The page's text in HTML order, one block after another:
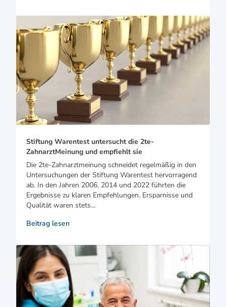
Stiftung Warentest untersucht die 2te-
ZahnarztMeinung und empfiehlt sie
Die 2te-Zahnarztmeinung schneidet regelmäßig in den
Untersuchungen der Stiftung Warentest hervorragend
ab. In den Jahren 2006, 2014 und 2022 führten die
Ergebnisse zu klaren Empfehlungen. Ersparnisse und
Qualität waren stets...
Beitrag lesen